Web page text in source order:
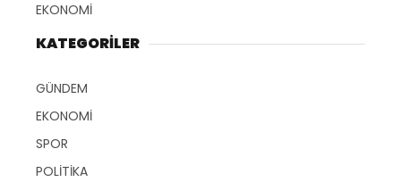
EKONOMİ
KATEGORİLER
GÜNDEM
EKONOMİ
SPOR
POLİTİKA